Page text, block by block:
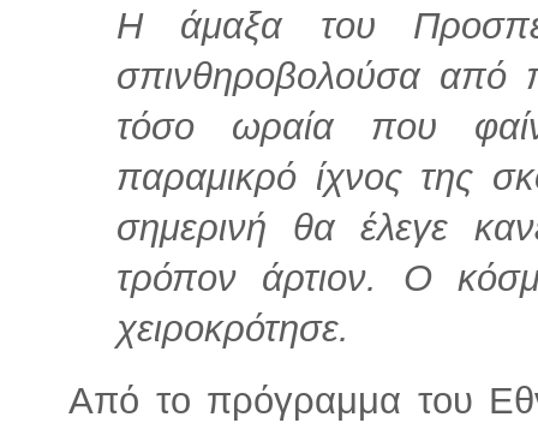
Η άμαξα του
σπινθηροβολούσα από
τόσο ωραία που
παραμικρό ίχνος της
σημερινή θα έλεγε
τρόπον άρτιον. Ο
χειροκρότησε.
Από το πρόγραμμα του